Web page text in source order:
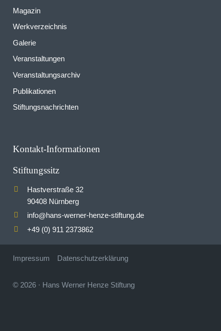
Magazin
Werkverzeichnis
Galerie
Veranstaltungen
Veranstaltungsarchiv
Publikationen
Stiftungsnachrichten
Kontakt-Informationen
Stiftungssitz
Hastverstraße 32
90408 Nürnberg
info@hans-werner-henze-stiftung.de
+49 (0) 911 2373862
Impressum Datenschutzerklärung
© 2026 · Hans Werner Henze Stiftung